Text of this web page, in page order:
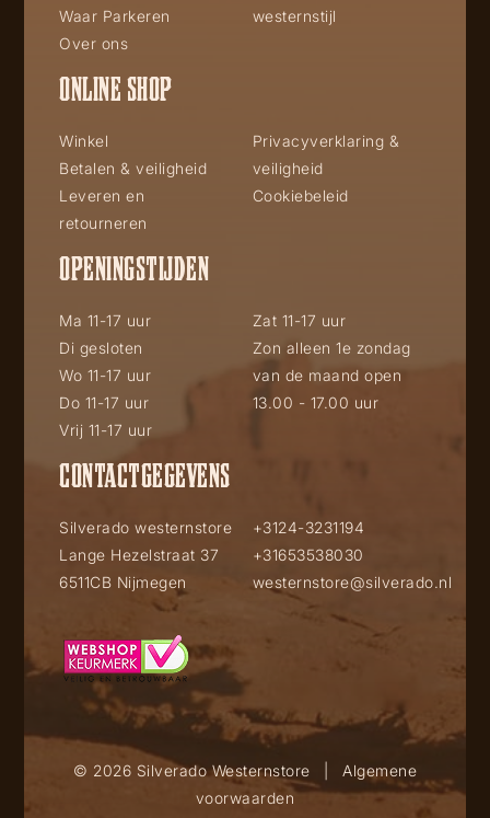
Waar Parkeren
Over ons
westernstijl
ONLINE SHOP
Winkel
Betalen & veiligheid
Leveren en
retourneren
Privacyverklaring &
veiligheid
Cookiebeleid
OPENINGSTIJDEN
Ma 11-17 uur
Di gesloten
Wo 11-17 uur
Do 11-17 uur
Vrij 11-17 uur
Zat 11-17 uur
Zon alleen 1e zondag
van de maand open
13.00 - 17.00 uur
CONTACTGEGEVENS
Silverado westernstore
Lange Hezelstraat 37
6511CB Nijmegen
+3124-3231194
+31653538030
westernstore@silverado.nl
© 2026 Silverado Westernstore
Algemene
voorwaarden